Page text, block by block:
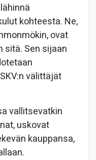
kohteesta. Ne,
ovat
sitä. Sen sijaan
välittäjät
vallitsevatkin
uskovat
kauppansa,